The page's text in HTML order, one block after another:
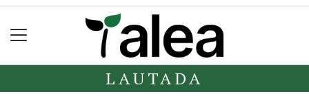
LAUTADA